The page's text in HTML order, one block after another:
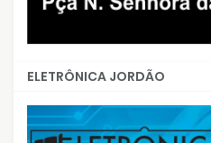
ELETRÔNICA JORDÃO